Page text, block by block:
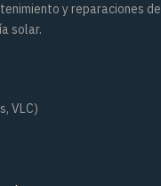
y reparaciones de
solar.
VLC)